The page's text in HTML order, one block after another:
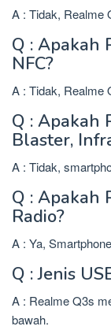
A : Tidak, Realme
Q : Apakah
NFC?
A : Tidak, Realme
Q : Apakah
Blaster,
A : Tidak,
Q : Apakah
Radio?
A : Ya,
Q : Jenis
A : Realme Q3s
bawah.